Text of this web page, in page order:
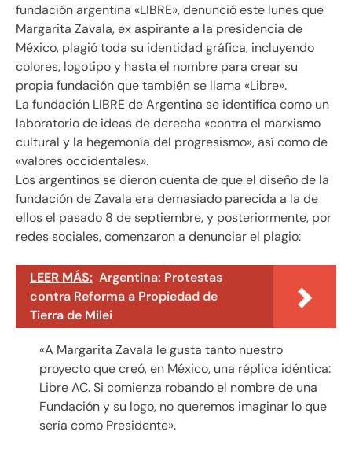
fundación argentina «LIBRE», denunció este lunes que
Margarita Zavala, ex aspirante a la presidencia de
México, plagió toda su identidad gráfica, incluyendo
colores, logotipo y hasta el nombre para crear su
propia fundación que también se llama «Libre».
La fundación LIBRE de Argentina se identifica como un
laboratorio de ideas de derecha «contra el marxismo
cultural y la hegemonía del progresismo», así como de
«valores occidentales».
Los argentinos se dieron cuenta de que el diseño de la
fundación de Zavala era demasiado parecida a la de
ellos el pasado 8 de septiembre, y posteriormente, por
redes sociales, comenzaron a denunciar el plagio:
LEER MÁS: Argentina: Protestas
contra Reforma a Propiedad de
Tierra de Milei
«A Margarita Zavala le gusta tanto nuestro
proyecto que creó, en México, una réplica idéntica:
Libre AC. Si comienza robando el nombre de una
Fundación y su logo, no queremos imaginar lo que
sería como Presidente».